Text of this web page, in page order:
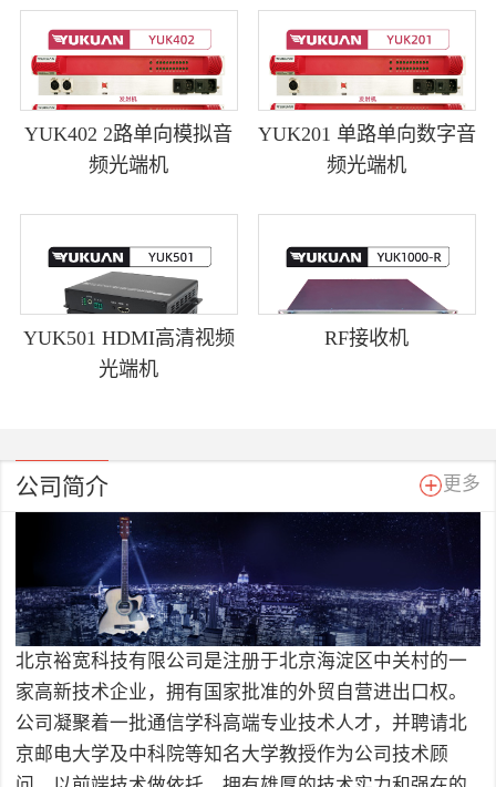
YUK402 2路单向模拟音
频光端机
YUK201 单路单向数字音
频光端机
YUK501 HDMI高清视频
光端机
RF接收机
公司简介 更多
北京裕宽科技有限公司是注册于北京海淀区中关村的一
家高新技术企业，拥有国家批准的外贸自营进出口权。
公司凝聚着一批通信学科高端专业技术人才，并聘请北
京邮电大学及中科院等知名大学教授作为公司技术顾